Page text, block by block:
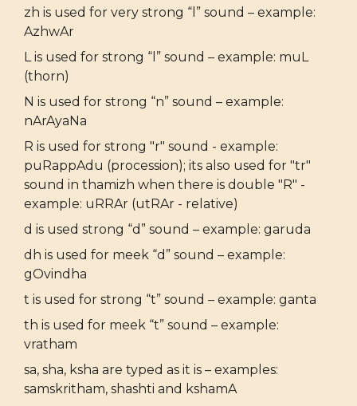
zh is used for very strong “l” sound – example:
AzhwAr
L is used for strong “l” sound – example: muL
(thorn)
N is used for strong “n” sound – example:
nArAyaNa
R is used for strong "r" sound - example:
puRappAdu (procession); its also used for "tr"
sound in thamizh when there is double "R" -
example: uRRAr (utRAr - relative)
d is used strong “d” sound – example: garuda
dh is used for meek “d” sound – example:
gOvindha
t is used for strong “t” sound – example: ganta
th is used for meek “t” sound – example:
vratham
sa, sha, ksha are typed as it is – examples:
samskritham, shashti and kshamA